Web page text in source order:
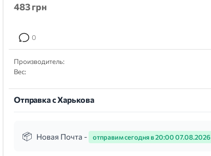
483грн
0
Производитель:
Вес:
Отправка с Харькова
Новая Почта - отправим сегодня в 20:00 07.08.2026